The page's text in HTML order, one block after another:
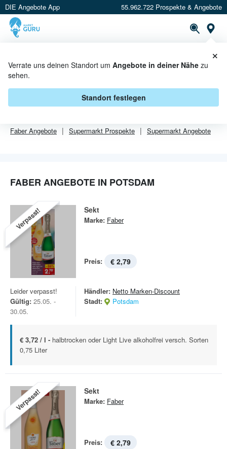
DIE Angebote App 55.962.722 Prospekte & Angebote
Verrate uns deinen Standort um Angebote in deiner Nähe zu
sehen.
Standort festlegen
×
FABER ANGEBOTE IN POTSDAM
VonFabersind in Potsdam leider alle Angebebote abgelaufen.
FaberAngebote Supermarkt Prospekte Supermarkt Angebote
FABER ANGEBOTE IN POTSDAM
Verpasst! Sekt
Marke: Faber
Preis: € 2,79
Leider verpasst!
Gültig: 25.05. -
30.05.
Händler: Netto Marken-Discount
Stadt:
Potsdam
€ 3,72 / l - halbtrocken oder Light Live alkoholfrei versch. Sorten
0,75 Liter
Verpasst! Sekt
Marke: Faber
Preis: € 2,79